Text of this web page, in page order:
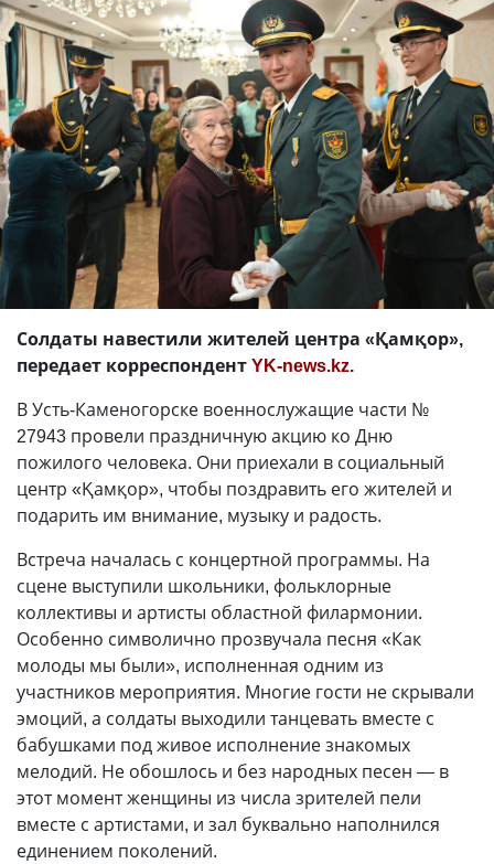
Солдаты навестили жителей центра «Қамқор»,
передает корреспондентYK-news.kz.
В Усть-Каменогорске военнослужащие части №
27943 провели праздничную акцию ко Дню
пожилого человека. Они приехали в социальный
центр «Қамқор», чтобы поздравить его жителей и
подарить им внимание, музыку и радость.
Встреча началась с концертной программы. На
сцене выступили школьники, фольклорные
коллективы и артисты областной филармонии.
Особенно символично прозвучала песня «Как
молоды мы были», исполненная одним из
участников мероприятия. Многие гости не скрывали
эмоций, а солдаты выходили танцевать вместе с
бабушками под живое исполнение знакомых
мелодий. Не обошлось и без народных песен — в
этот момент женщины из числа зрителей пели
вместе с артистами, и зал буквально наполнился
единением поколений.